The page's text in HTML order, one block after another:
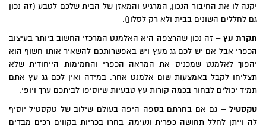
לו את החיבור הנכון, המרגיע והמאזן של הבית שלכם לטבע (זה נכון
לחללים השונים בבית ולא רק לסלון).
עץ – זה נכון שהרצפה היא האלמנט המרכזי החשוב ביותר בעיצוב
אבל אם יש לכם גג מעץ ויש באפשרותכם להשאיר אותו חשוף הוא
לאלמנט שמכניס את המראה הכפרי והחמימות הייחודית שלא
לקבל באמצעות שום אלמנט אחר. במידה ואין לכם גג עץ אתם
יכולים לבחור בכמה קורות עץ טבעיות שיוסיפו לביתכם ערך ויופי.
– גם אם בחרתם בספה היפה בעולם שילוב של טקסטיל יוסיף
וייתן לחלל תחושה כפרית ונעימה, בחרו בכריות בקווים רכים מבדים